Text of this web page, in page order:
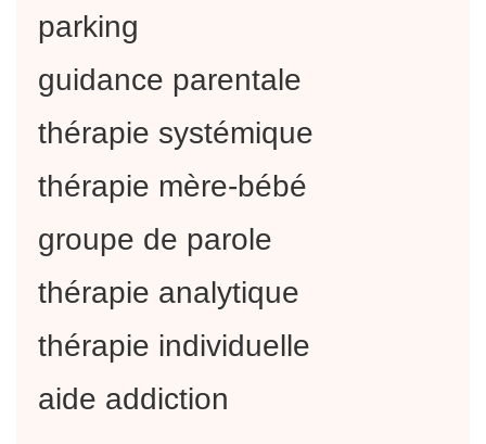
parking
guidance parentale
thérapie systémique
thérapie mère-bébé
groupe de parole
thérapie analytique
thérapie individuelle
aide addiction